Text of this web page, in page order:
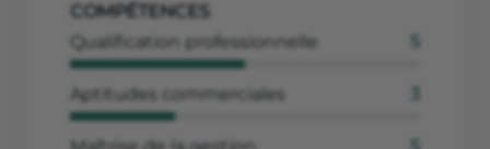
COMPÉTENCES
Qualification professionnelle
Aptitudes commerciales